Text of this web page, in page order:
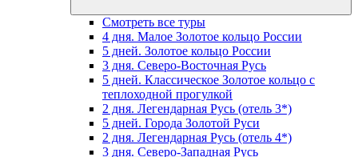
Смотреть все туры
4 дня. Малое Золотое кольцо России
5 дней. Золотое кольцо России
3 дня. Северо-Восточная Русь
5 дней. Классическое Золотое кольцо с
теплоходной прогулкой
2 дня. Легендарная Русь (отель 3*)
5 дней. Города Золотой Руси
2 дня. Легендарная Русь (отель 4*)
3 дня. Северо-Западная Русь